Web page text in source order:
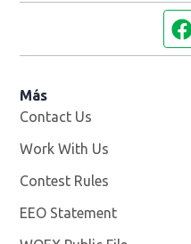
Más
Contact Us
Work With Us
Contest Rules
EEO Statement